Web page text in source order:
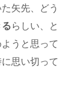
矢先、どう
らしい、と
うと思って
思い切って